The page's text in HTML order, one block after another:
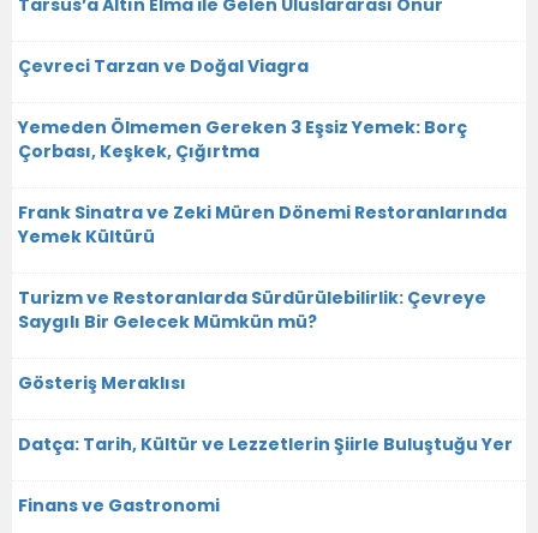
Çevreci Tarzan ve Doğal Viagra
Yemeden Ölmemen Gereken 3 Eşsiz Yemek: Borç
Çorbası, Keşkek, Çığırtma
Frank Sinatra ve Zeki Müren Dönemi Restoranlarında
Yemek Kültürü
Turizm ve Restoranlarda Sürdürülebilirlik: Çevreye
Saygılı Bir Gelecek Mümkün mü?
Gösteriş Meraklısı
Datça: Tarih, Kültür ve Lezzetlerin Şiirle Buluştuğu Yer
Finans ve Gastronomi